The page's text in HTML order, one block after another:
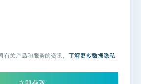
有关产品和服务的资讯， 了解更多数据隐私